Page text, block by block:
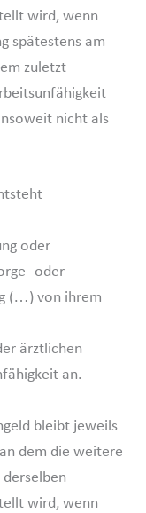
wird, wenn
spätestens am
zuletzt
nicht als
oder
oder
(…) von ihrem
ärztlichen
an.
bleibt jeweils
dem die weitere
wird, wenn